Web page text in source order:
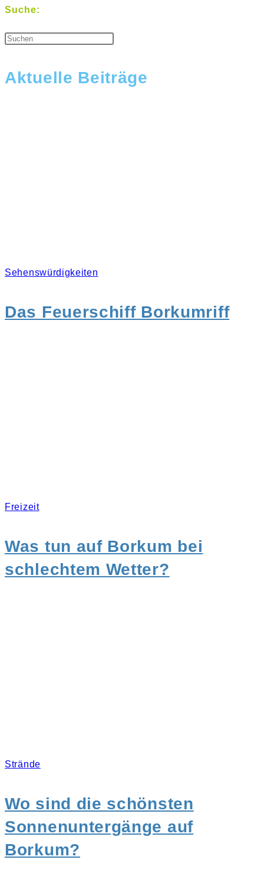
Suche:
Aktuelle Beiträge
Sehenswürdigkeiten
Das Feuerschiff Borkumriff
Freizeit
Was tun auf Borkum bei
schlechtem Wetter?
Strände
Wo sind die schönsten
Sonnenuntergänge auf
Borkum?